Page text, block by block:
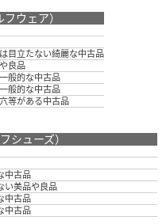
ウェア）
目立たない綺麗な中古品
良品
般的な中古品
般的な中古品
等がある中古品
シューズ）
中古品
い美品や良品
中古品
中古品